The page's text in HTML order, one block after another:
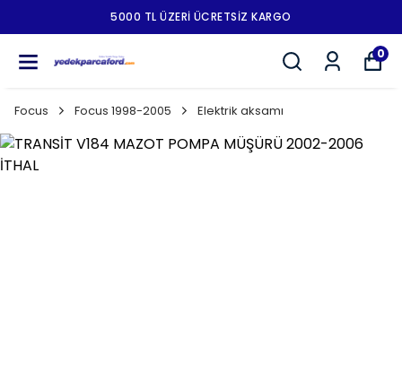
5000 TL ÜZERI ÜCRETSIZ KARGO
0
Focus Focus 1998-2005 Elektrik aksamı